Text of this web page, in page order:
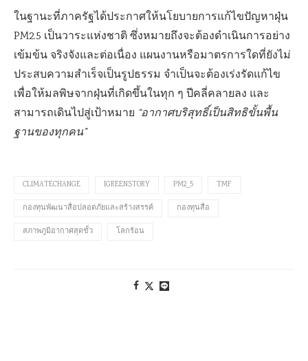
ในฐานะที่ภาครัฐได้ประกาศให้นโยบายการแก้ไขปัญหาฝุ่น
PM2.5 เป็นวาระแห่งชาติ ซึ่งหมายถึงจะต้องดำเนินการอย่าง
เข้มข้น จริงจังและต่อเนื่อง แผนงานหรือมาตรการใดที่ยังไม่
ประสบความสำเร็จเป็นรูปธรรม จำเป็นจะต้องเร่งรัดแก้ไข
เพื่อให้มลพิษจากฝุ่นที่เกิดขึ้นในทุก ๆ ปีคลี่คลายลง และ
สามารถเดินไปสู่เป้าหมาย “อากาศบริสุทธิ์เป็นสิทธิขั้นพื้น
ฐานของทุกคน”
CLIMATECHANGE IGREENSTORY PM2_5 TMF
กองทุนพัฒนาสื่อปลอดภัยและสร้างสรรค์ กองทุนสื่อ
สภาพภูมิอากาศสุดขั้ว โลกร้อน